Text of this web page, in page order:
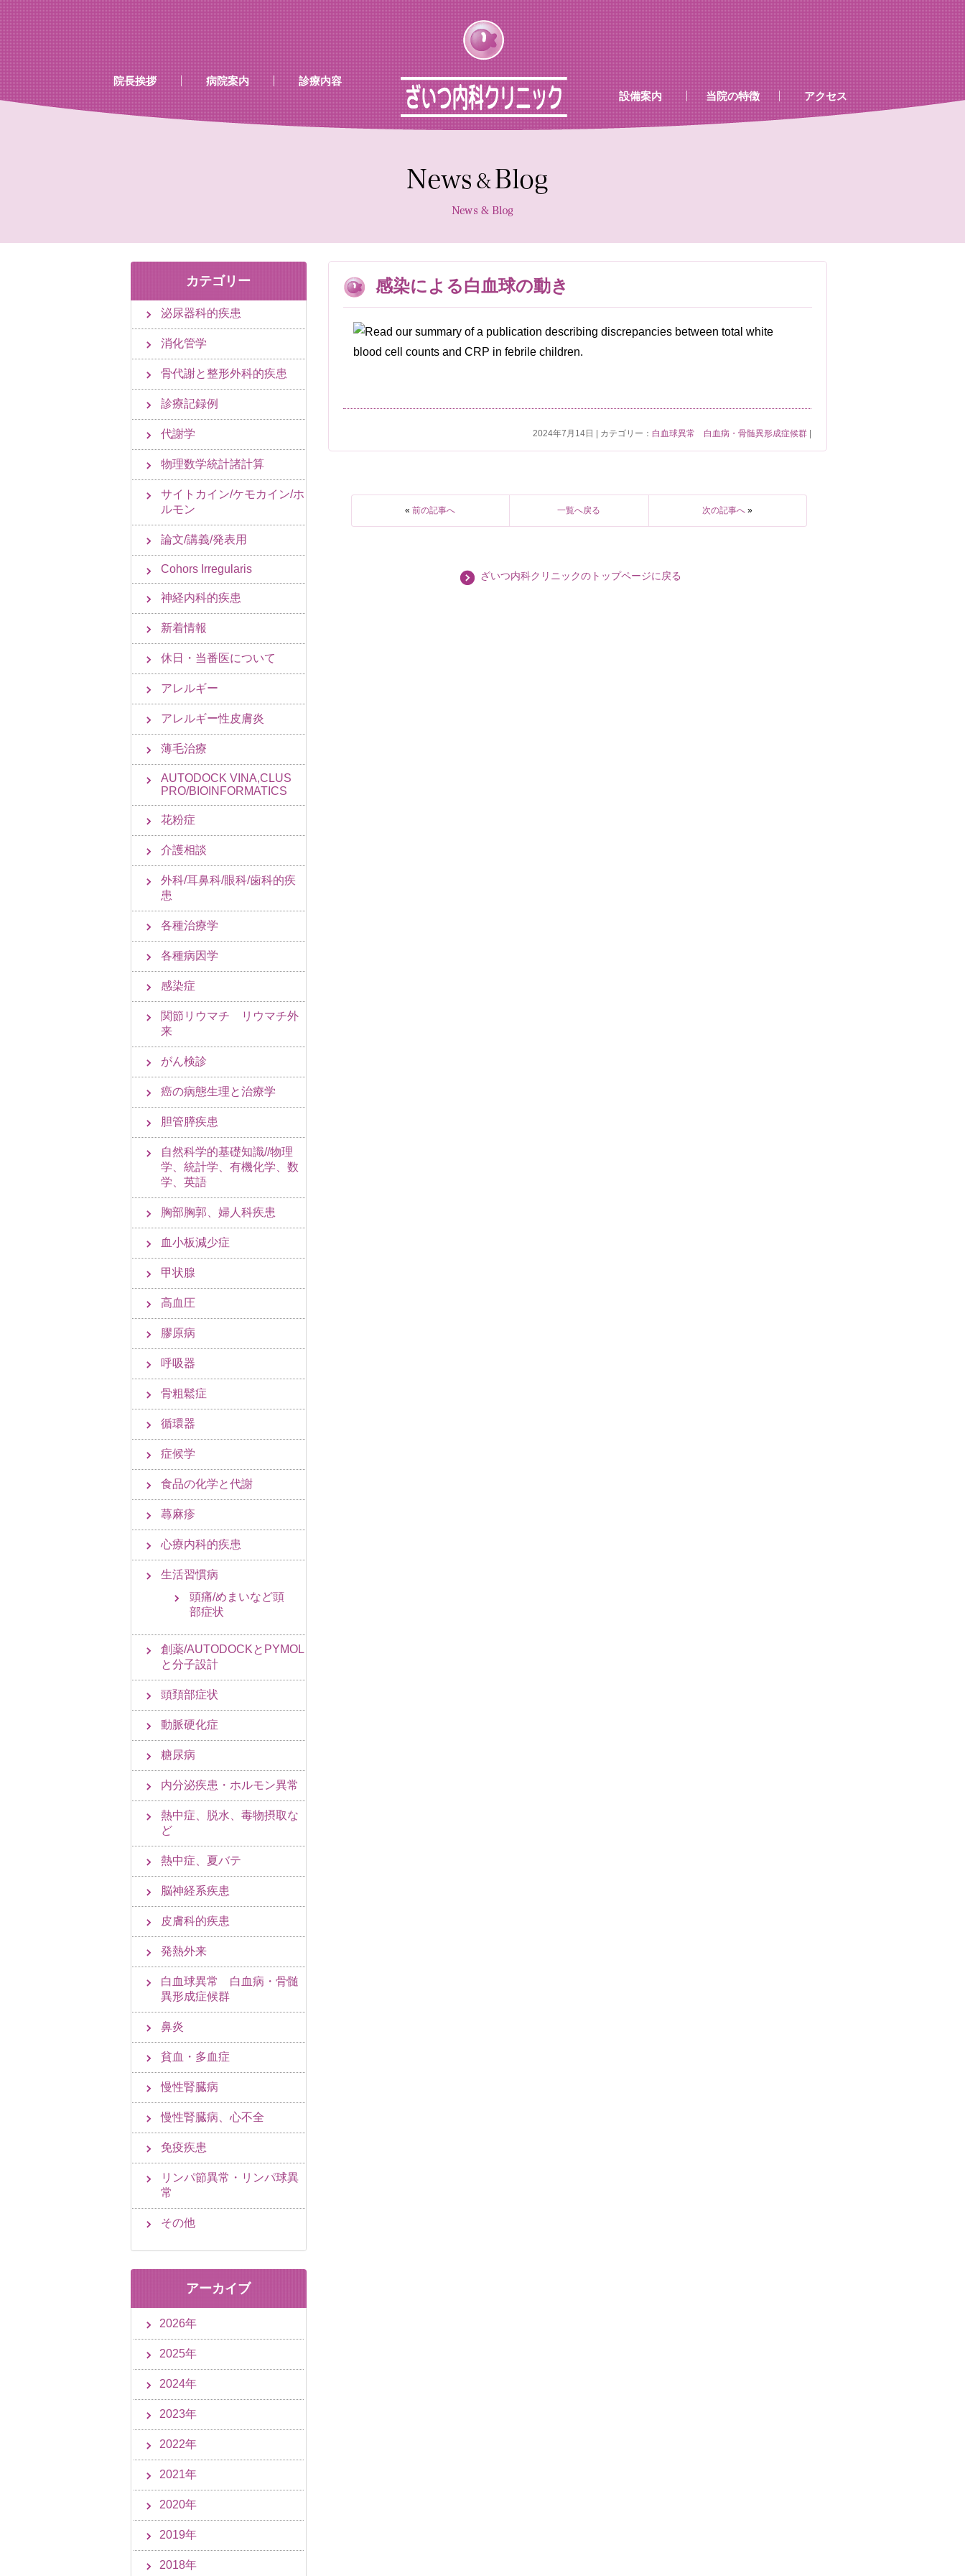
院長挨拶
病院案内
診療時間
当院で行える検診
当院で取り扱いのあるワクチン
診療内容
設備案内
待合
診察室、処置室
採血機器
エコー
レントゲン室心電図
当院の特徴
検査及び病名一覧
アクセス
…既存のコード……既存のコード…
感染による白血球の動き
2024年7月14日 | カテゴリー： 白血球異常 白血病・骨髄異形成症候群
«前の記事へ 一覧へ戻る 次の記事へ »
ざいつ内科クリニックのトップページに戻る
カテゴリー
泌尿器科的疾患
消化管学
骨代謝と整形外科的疾患
診療記録例
代謝学
物理数学統計諸計算
サイトカイン/ケモカイン/ホ
ルモン
論文/講義/発表用
Cohors Irregularis
神経内科的疾患
新着情報
休日・当番医について
アレルギー
アレルギー性皮膚炎
薄毛治療
AUTODOCK VINA,CLUS
PRO/BIOINFORMATICS
花粉症
介護相談
外科/耳鼻科/眼科/歯科的疾
患
各種治療学
各種病因学
感染症
関節リウマチ リウマチ外
来
がん検診
癌の病態生理と治療学
胆管膵疾患
自然科学的基礎知識//物理
学、統計学、有機化学、数
学、英語
胸部胸郭、婦人科疾患
血小板減少症
甲状腺
高血圧
膠原病
呼吸器
骨粗鬆症
循環器
症候学
食品の化学と代謝
蕁麻疹
心療内科的疾患
生活習慣病
頭痛/めまいなど頭
部症状
創薬/AUTODOCKとPYMOL
と分子設計
頭頚部症状
動脈硬化症
糖尿病
内分泌疾患・ホルモン異常
熱中症、脱水、毒物摂取な
ど
熱中症、夏バテ
脳神経系疾患
皮膚科的疾患
発熱外来
白血球異常 白血病・骨髄
異形成症候群
鼻炎
貧血・多血症
慢性腎臓病
慢性腎臓病、心不全
免疫疾患
リンパ節異常・リンパ球異
常
その他
アーカイブ
2026年
2025年
2024年
2023年
2022年
2021年
2020年
2019年
2018年